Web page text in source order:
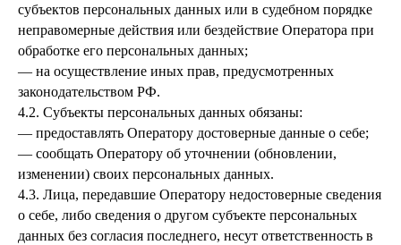
субъектов персональных данных или в судебном порядке
неправомерные действия или бездействие Оператора при
обработке его персональных данных;
— на осуществление иных прав, предусмотренных
законодательством РФ.
4.2. Субъекты персональных данных обязаны:
— предоставлять Оператору достоверные данные о себе;
— сообщать Оператору об уточнении (обновлении,
изменении) своих персональных данных.
4.3. Лица, передавшие Оператору недостоверные сведения
о себе, либо сведения о другом субъекте персональных
данных без согласия последнего, несут ответственность в